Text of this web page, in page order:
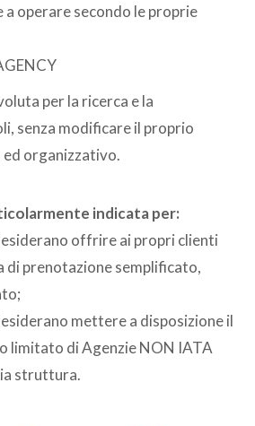
a operare secondo le proprie
per la ricerca e la
senza modificare il proprio
ed organizzativo.
indicata per:
offrire ai propri clienti
di prenotazione semplificato,
mettere a disposizione il
limitato di Agenzie NON IATA
struttura.